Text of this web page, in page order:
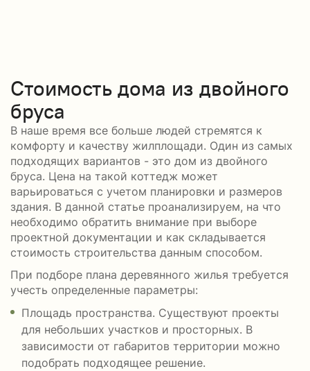
Стоимость дома из двойного
бруса
В наше время все больше людей стремятся к
комфорту и качеству жилплощади. Один из самых
подходящих вариантов - это дом из двойного
бруса. Цена на такой коттедж может
варьироваться с учетом планировки и размеров
здания. В данной статье проанализируем, на что
необходимо обратить внимание при выборе
проектной документации и как складывается
стоимость строительства данным способом.
При подборе плана деревянного жилья требуется
учесть определенные параметры:
Площадь пространства. Существуют проекты
для небольших участков и просторных. В
зависимости от габаритов территории можно
подобрать подходящее решение.